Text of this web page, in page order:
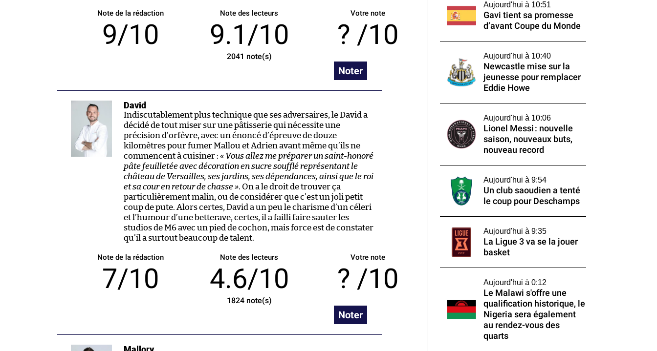
Note de la rédaction
9/10
Note des lecteurs
9.1/10
2041 note(s)
Votre note
/10
Noter
David
Indiscutablement plus technique que ses adversaires, le David a
décidé de tout miser sur une pâtisserie qui nécessite une
précision d’orfèvre, avec un énoncé d’épreuve de douze
kilomètres pour fumer Mallou et Adrien avant même qu’ils ne
commencent à cuisiner : « Vous allez me préparer un saint-honoré
pâte feuilletée avec décoration en sucre soufflé représentant le
château de Versailles, ses jardins, ses dépendances, ainsi que le roi
et sa cour en retour de chasse ». On a le droit de trouver ça
particulièrement malin, ou de considérer que c’est un joli petit
coup de pute. Alors certes, David a un peu le charisme d’un céleri
et l’humour d’une betterave, certes, il a failli faire sauter les
studios de M6 avec un pied de cochon, mais force est de constater
qu’il a surtout beaucoup de talent.
Note de la rédaction
7/10
Note des lecteurs
4.6/10
1824note(s)
Votre note
/10
Noter
Aujourd'hui à 10:51
Gavi tient sa promesse
d’avant Coupe du Monde
Aujourd'hui à 10:40
Newcastle mise sur la
jeunesse pour remplacer
Eddie Howe
Aujourd'hui à 10:06
Lionel Messi : nouvelle
saison, nouveaux buts,
nouveau record
Aujourd'hui à 9:54
Un club saoudien a tenté
le coup pour Deschamps
Aujourd'hui à 9:35
La Ligue 3 va se la jouer
basket
Aujourd'hui à 0:12
Le Malawi s'offre une
qualification historique, le
Nigeria sera également
au rendez-vous des
quarts